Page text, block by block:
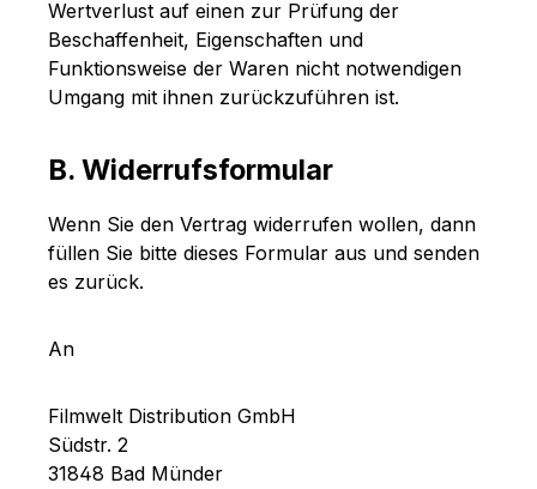
Wertverlust auf einen zur Prüfung der
Beschaffenheit, Eigenschaften und
Funktionsweise der Waren nicht notwendigen
Umgang mit ihnen zurückzuführen ist.
B. Widerrufsformular
Wenn Sie den Vertrag widerrufen wollen, dann
füllen Sie bitte dieses Formular aus und senden
es zurück.
An
Filmwelt Distribution GmbH
Südstr. 2
31848 Bad Münder